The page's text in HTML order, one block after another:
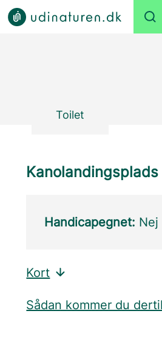
Toilet
Kanolandingsplads
Handicapegnet: Nej
Kort
Sådan kommer du dertil